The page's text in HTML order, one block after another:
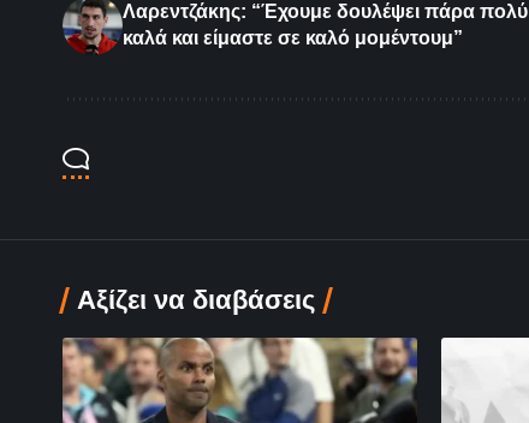
Λαρεντζάκης: “Έχουμε δουλέψει πάρα πολύ
καλά και είμαστε σε καλό μομέντουμ”
Αξίζει να διαβάσεις